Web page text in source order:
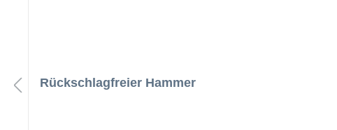
Rückschlagfreier Hammer